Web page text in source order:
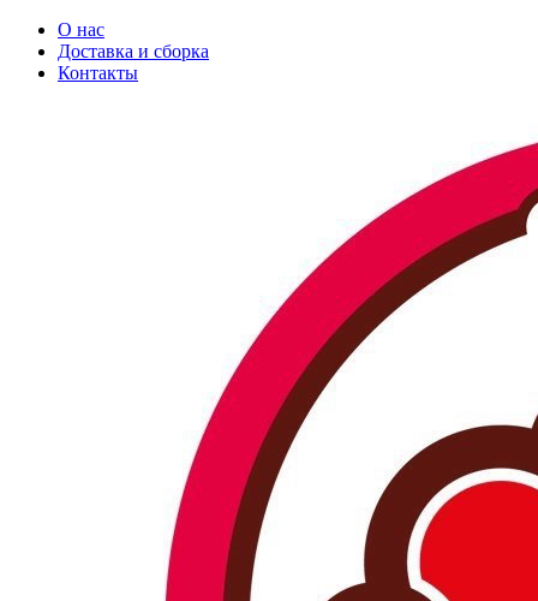
О нас
Доставка и сборка
Контакты